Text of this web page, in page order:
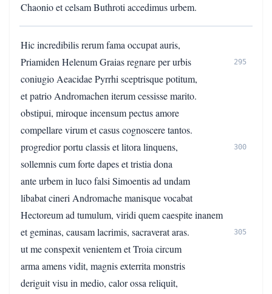
Chaonio et celsam Buthroti accedimus urbem.
Hic incredibilis rerum fama occupat auris,
Priamiden Helenum Graias regnare per urbis
295
coniugio Aeacidae Pyrrhi sceptrisque potitum,
et patrio Andromachen iterum cessisse marito.
obstipui, miroque incensum pectus amore
compellare virum et casus cognoscere tantos.
progredior portu classis et litora linquens,
300
sollemnis cum forte dapes et tristia dona
ante urbem in luco falsi Simoentis ad undam
libabat cineri Andromache manisque vocabat
Hectoreum ad tumulum, viridi quem caespite inanem
et geminas, causam lacrimis, sacraverat aras.
305
ut me conspexit venientem et Troia circum
arma amens vidit, magnis exterrita monstris
deriguit visu in medio, calor ossa reliquit,